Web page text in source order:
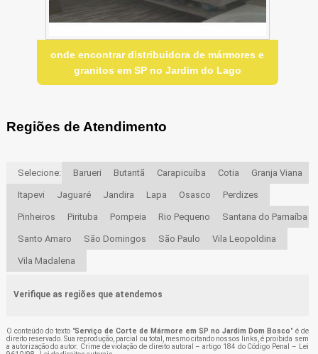
onde encontrar distribuidora de mármores e
granitos em SP no Jardim do Lago
Regiões de Atendimento
Selecione: Barueri Butantã Carapicuíba Cotia Granja Viana
Itapevi Jaguaré Jandira Lapa Osasco Perdizes
Pinheiros Pirituba Pompeia Rio Pequeno Santana do Parnaíba
Santo Amaro São Domingos São Paulo Vila Leopoldina
Vila Madalena
Verifique as regiões que atendemos
O conteúdo do texto "Serviço de Corte de Mármore em SP no Jardim Dom Bosco" é de
direito reservado. Sua reprodução, parcial ou total, mesmo citando nossos links, é proibida sem
a autorização do autor. Crime de violação de direito autoral – artigo 184 do Código Penal –
Lei